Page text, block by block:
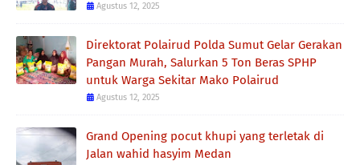
Agustus 12, 2025
Direktorat Polairud Polda Sumut Gelar Gerakan
Pangan Murah, Salurkan 5 Ton Beras SPHP
untuk Warga Sekitar Mako Polairud
Agustus 12, 2025
Grand Opening pocut khupi yang terletak di
Jalan wahid hasyim Medan